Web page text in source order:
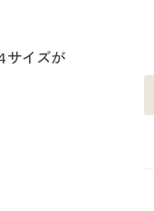
サイズが